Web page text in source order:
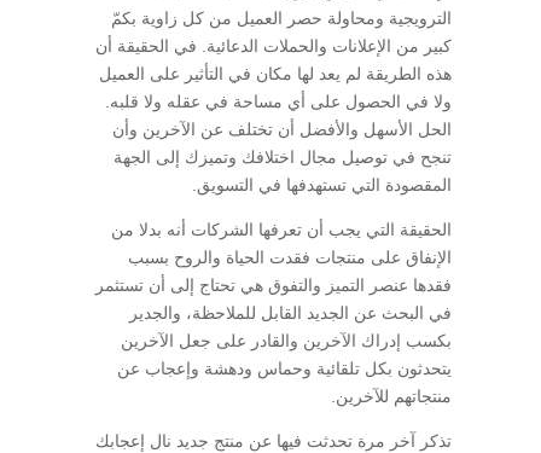
الترويجية ومحاولة حصر العميل من كل زاوية بكمّ
كبير من الإعلانات والحملات الدعائية. في الحقيقة أن
هذه الطريقة لم يعد لها مكان في التأثير على العميل
ولا في الحصول على أي مساحة في عقله ولا قلبه.
الحل الأسهل والأفضل أن تختلف عن الآخرين وأن
تنجح في توصيل مجال اختلافك وتميزك إلى الجهة
المقصودة التي تستهدفها في التسويق.
الحقيقة التي يجب أن تعرفها الشركات أنه بدلا من
الإنفاق على منتجات فقدت الحياة والروح بسبب
فقدها عنصر التميز والتفوق هي تحتاج إلى أن تستثمر
في البحث عن الجديد القابل للملاحظة، والجدير
بكسب إدراك الآخرين والقادر على جعل الآخرين
يتحدثون بكل تلقائية وحماس ودهشة وإعجاب عن
منتجاتهم للآخرين.
تذكر آخر مرة تحدثت فيها عن منتج جديد نال إعجابك